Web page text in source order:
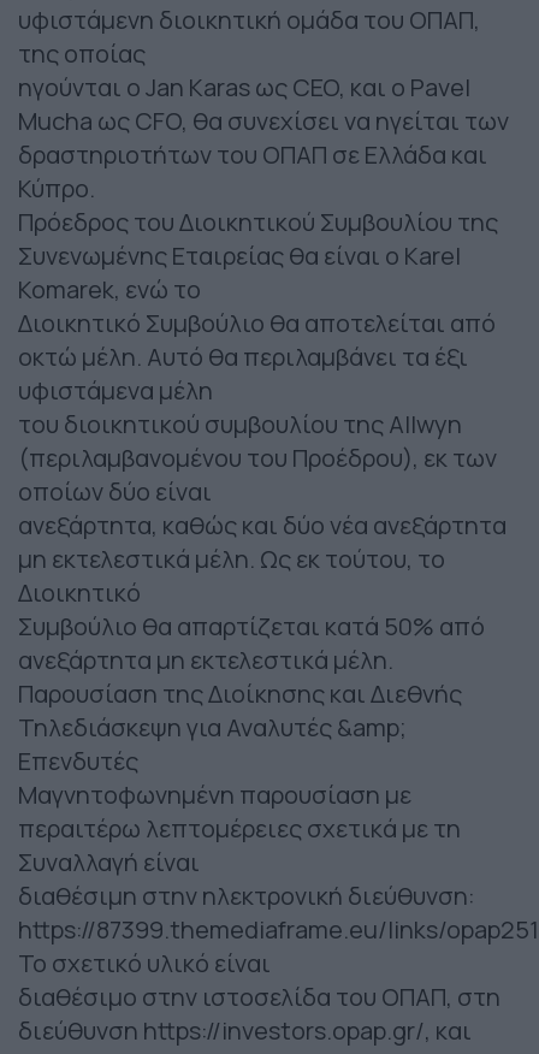
υφιστάμενη διοικητική ομάδα του ΟΠΑΠ,
της οποίας
ηγούνται ο Jan Karas ως CEO, και ο Pavel
Mucha ως CFO, θα συνεχίσει να ηγείται των
δραστηριοτήτων του ΟΠΑΠ σε Ελλάδα και
Κύπρο.
Πρόεδρος του Διοικητικού Συμβουλίου της
Συνενωμένης Εταιρείας θα είναι ο Karel
Komarek, ενώ το
Διοικητικό Συμβούλιο θα αποτελείται από
οκτώ μέλη. Αυτό θα περιλαμβάνει τα έξι
υφιστάμενα μέλη
του διοικητικού συμβουλίου της Allwyn
(περιλαμβανομένου του Προέδρου), εκ των
οποίων δύο είναι
ανεξάρτητα, καθώς και δύο νέα ανεξάρτητα
μη εκτελεστικά μέλη. Ως εκ τούτου, το
Διοικητικό
Συμβούλιο θα απαρτίζεται κατά 50% από
ανεξάρτητα μη εκτελεστικά μέλη.
Παρουσίαση της Διοίκησης και Διεθνής
Τηλεδιάσκεψη για Αναλυτές &amp;
Επενδυτές
Μαγνητοφωνημένη παρουσίαση με
περαιτέρω λεπτομέρειες σχετικά με τη
Συναλλαγή είναι
διαθέσιμη στην ηλεκτρονική διεύθυνση:
https://87399.themediaframe.eu/links/
Το σχετικό υλικό είναι
διαθέσιμο στην ιστοσελίδα του ΟΠΑΠ, στη
διεύθυνση https://investors.opap.gr/, και